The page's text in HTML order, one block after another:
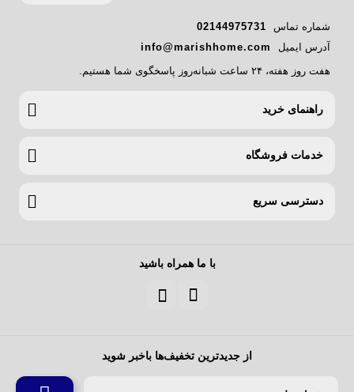
شماره تماس
02144975731
آدرس ایمیل
info@marishhome.com
هفت روز هفته، ۲۴ ساعت شبانه‌روز پاسخگوی شما هستیم.
راهنمای خرید
خدمات فروشگاه
دسترسی سریع
با ما همراه باشید
از جدیدترین تخفیف‌ها باخبر شوید